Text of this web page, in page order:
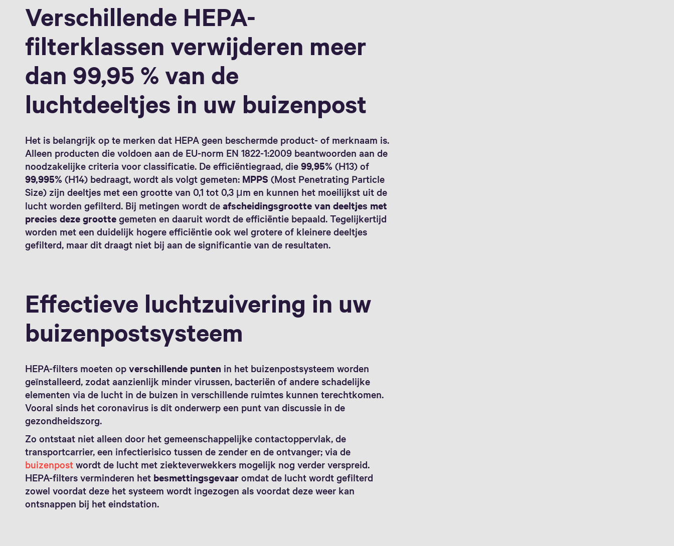
Verschillende HEPA-
filterklassen verwijderen meer
dan 99,95 % van de
luchtdeeltjes in uw buizenpost
Het is belangrijk op te merken dat HEPA geen beschermde product- of merknaam is.
Alleen producten die voldoen aan de EU-norm EN 1822-1:2009 beantwoorden aan de
noodzakelijke criteria voor classificatie. De efficiëntiegraad, die99,95% (H13) of
99,995% (H14) bedraagt, wordt als volgt gemeten: MPPS(Most Penetrating Particle
Size) zijn deeltjes met een grootte van 0,1 tot 0,3 μm en kunnen het moeilijkst uit de
lucht worden gefilterd. Bij metingen wordt deafscheidingsgrootte van deeltjes met
precies deze groottegemeten en daaruit wordt de efficiëntie bepaald. Tegelijkertijd
worden met een duidelijk hogere efficiëntie ook wel grotere of kleinere deeltjes
gefilterd, maar dit draagt niet bij aan de significantie van de resultaten.
Effectieve luchtzuivering in uw
buizenpostsysteem
HEPA-filters moeten opverschillende punten in het buizenpostsysteem worden
geïnstalleerd, zodat aanzienlijk minder virussen, bacteriën of andere schadelijke
elementen via de lucht in de buizen in verschillende ruimtes kunnen terechtkomen.
Vooral sinds het coronavirus is dit onderwerp een punt van discussie in de
gezondheidszorg.
Zo ontstaat niet alleen door het gemeenschappelijke contactoppervlak, de
transportcarrier, een infectierisico tussen de zender en de ontvanger; via de
buizenpostwordt de lucht met ziekteverwekkers mogelijk nog verder verspreid.
HEPA-filters verminderen het besmettingsgevaaromdat de lucht wordt gefilterd
zowel voordat deze het systeem wordt ingezogen als voordat deze weer kan
ontsnappen bij het eindstation.